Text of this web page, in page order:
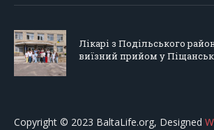
Лікарі з Подільського
виїзний прийом у
Copyright © 2023 BaltaLife.org, Designed